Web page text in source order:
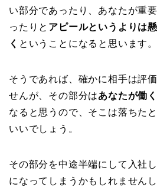
い部分であったり、あなたが重
ったりと アピールというよりは
く ということになると思います。
そうであれば、確かに相手は評
せんが、その部分はあなたが働
なると思うので、そこは落ちた
いいでしょう。
その部分を中途半端にして入社
になってしまうかもしれません